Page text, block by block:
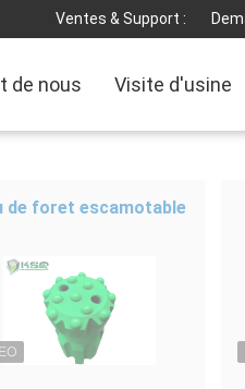
Ventes & Support :
de nous Visite d'usine
de foret escamotable